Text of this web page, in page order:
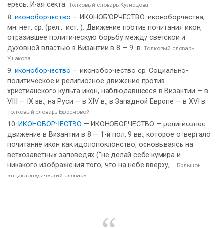
ересь. И-ая секта. Толковый словарь Кузнецова
иконоборчество — ИКОНОБ’ОРЧЕСТВО, иконоборчества,
мн. нет, ср. (рел., ·ист. ). Движение против почитания икон,
отразившее политическую борьбу между светской и
духовной властью в Византии в 8 — 9 ·в. Толковый словарь
Ушакова
иконоборчество — иконоборчество ср. Социально-
политическое и религиозное движение против
христианского культа икон, наблюдавшееся в Византии — в
VIII — IX вв., на Руси — в XIV в., в Западной Европе — в XVI в.
Толковый словарь Ефремовой
ИКОНОБОРЧЕСТВО — ИКОНОБОРЧЕСТВО — религиозное
движение в Византии в 8 — 1-й пол. 9 вв., которое отвергало
почитание икон как идолопоклонство, основываясь на
ветхозаветных заповедях ("не делай себе кумира и
никакого изображения того, что на небе вверху, .. Большой
энциклопедический словарь